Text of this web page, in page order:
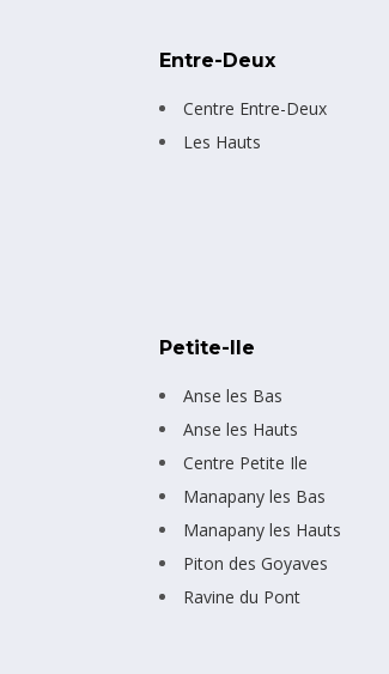
Entre-Deux
Centre Entre-Deux
Les Hauts
Petite-Ile
Anse les Bas
Anse les Hauts
Centre Petite Ile
Manapany les Bas
Manapany les Hauts
Piton des Goyaves
Ravine du Pont